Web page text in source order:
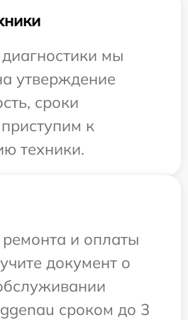
мы
утверждение
сроки
к
техники.
и оплаты
документ о
сроком до 3